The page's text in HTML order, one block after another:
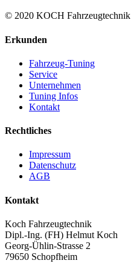
© 2020 KOCH Fahrzeugtechnik
Erkunden
Fahrzeug-Tuning
Service
Unternehmen
Tuning Infos
Kontakt
Rechtliches
Impressum
Datenschutz
AGB
Kontakt
Koch Fahrzeugtechnik
Dipl.-Ing. (FH) Helmut Koch
Georg-Ühlin-Strasse 2
79650 Schopfheim